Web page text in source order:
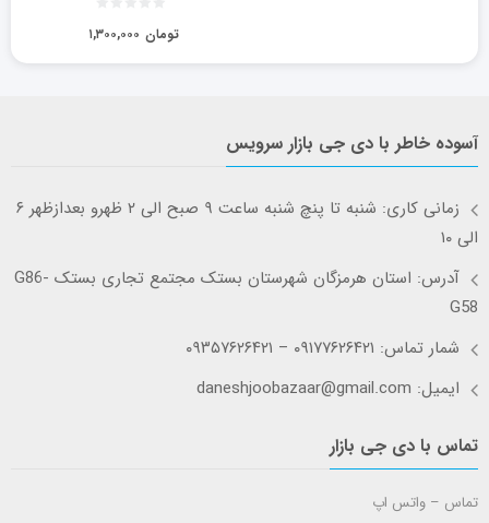
۱,۳۰۰,۰۰۰ تومان
آسوده خاطر با دی جی بازار سرویس
زمانی کاری: شنبه تا پنچ شنبه ساعت ۹ صبح الی ۲ ظهرو بعدازظهر ۶
الی ۱۰
آدرس: استان هرمزگان شهرستان بستک مجتمع تجاری بستک G86-
G58
شمار تماس: ۰۹۱۷۷۶۲۶۴۲۱ – ۰۹۳۵۷۶۲۶۴۲۱
ایمیل: daneshjoobazaar@gmail.com
تماس با دی جی بازار
تماس – واتس اپ